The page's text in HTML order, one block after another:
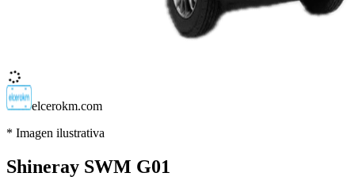
elcerokm.com
* Imagen ilustrativa
Shineray SWM G01